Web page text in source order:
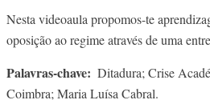
Nesta videoaula propomos-te
oposição ao regime através de uma
Palavras-chave
Ditadura; Crise
Coimbra; Maria Luísa Cabral.